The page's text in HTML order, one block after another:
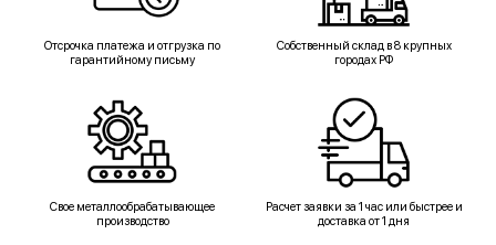
Отсрочка платежа и отгрузка по
гарантийному письму
Собственный склад в 8 крупных
городах РФ
Свое металлообрабатывающее
производство
Расчет заявки за 1 час или быстрее и
доставка от 1 дня